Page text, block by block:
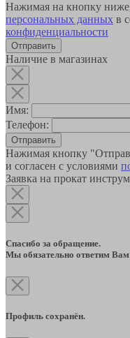
Нажимая на кнопку
персональных данных в
конфиденциальности
Наличие в магазинах
Имя:
Телефон:
Отправить
Нажимая кнопку
и согласен с условиями
Заявка на прокат
Спасибо за обращение.
Мы обязательно ответим
Профиль сохранён.